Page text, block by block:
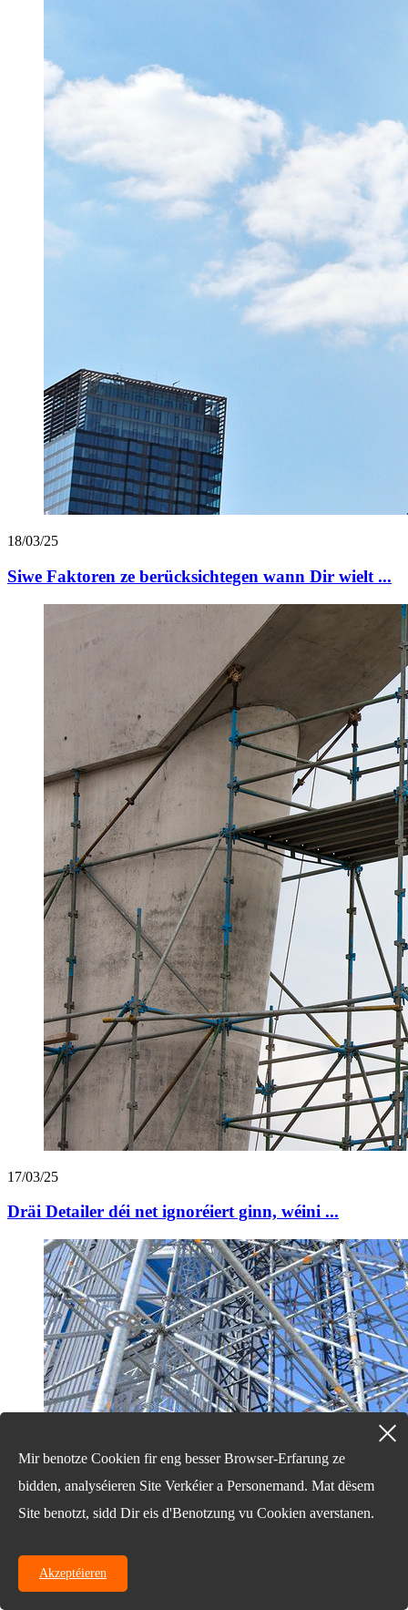
18/03/25
Siwe Faktoren ze berücksichtegen wann Dir wielt ...
17/03/25
Dräi Detailer déi net ignoréiert ginn, wéini ...
14/03/25
Wat sinn d'Komponente vum Disk-Typ ...
Mir benotze Cookien fir eng besser Browser-Erfarung ze
bidden, analyséieren Site Verkéier a Personemand. Mat dësem
Site benotzt, sidd Dir eis d'Benotzung vu Cookien averstanen.
Akzeptéieren